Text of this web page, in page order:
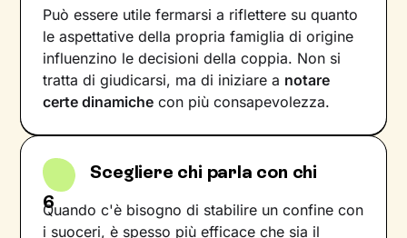
Può essere utile fermarsi a riflettere su quanto
le aspettative della propria famiglia di origine
influenzino le decisioni della coppia. Non si
tratta di giudicarsi, ma di iniziare a notare
certe dinamiche con più consapevolezza.
6
Scegliere chi parla con chi
Quando c'è bisogno di stabilire un confine con
i suoceri, è spesso più efficace che sia il